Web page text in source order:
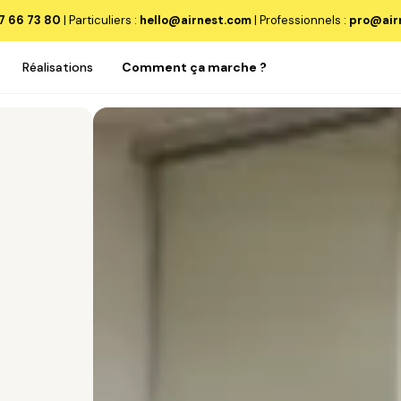
66 73 80 | Particuliers : hello@airnest.com| Professionnels :
Réalisations Comment ça marche ?